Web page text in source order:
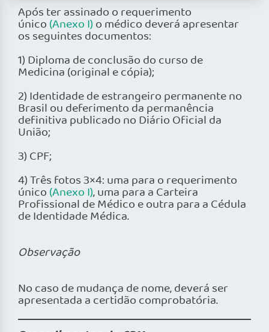
Após ter assinado o requerimento
único (Anexo I) o médico deverá apresentar
os seguintes documentos:
1) Diploma de conclusão do curso de
Medicina (original e cópia);
2) Identidade de estrangeiro permanente no
Brasil ou deferimento da permanência
definitiva publicado no Diário Oficial da
União;
3) CPF;
4) Três fotos 3×4: uma para o requerimento
único (Anexo I), uma para a Carteira
Profissional de Médico e outra para a Cédula
de Identidade Médica.
Observação
No caso de mudança de nome, deverá ser
apresentada a certidão comprobatória.